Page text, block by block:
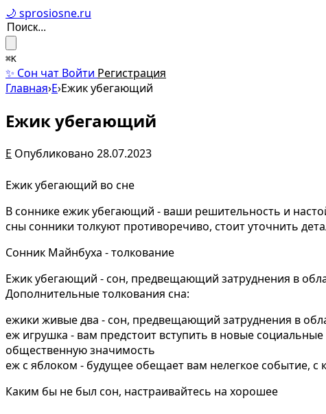
🌙 sprosiosne.ru
⌘K
✨ Сон чат Войти Регистрация
Главная›Е›Ежик убегающий
Ежик убегающий
Е Опубликовано 28.07.2023
Ежик убегающий во сне
В соннике ежик убегающий - ваши решительность и
сны сонники толкуют противоречиво, стоит уточнить
Сонник Майнбуха - толкование
Ежик убегающий - сон, предвещающий затруднения в
Дополнительные толкования сна:
ежики живые два - сон, предвещающий затруднения в
еж игрушка - вам предстоит вступить в новые
общественную значимость
еж с яблоком - будущее обещает вам нелегкое событие, с
Каким бы не был сон, настраивайтесь на хорошее